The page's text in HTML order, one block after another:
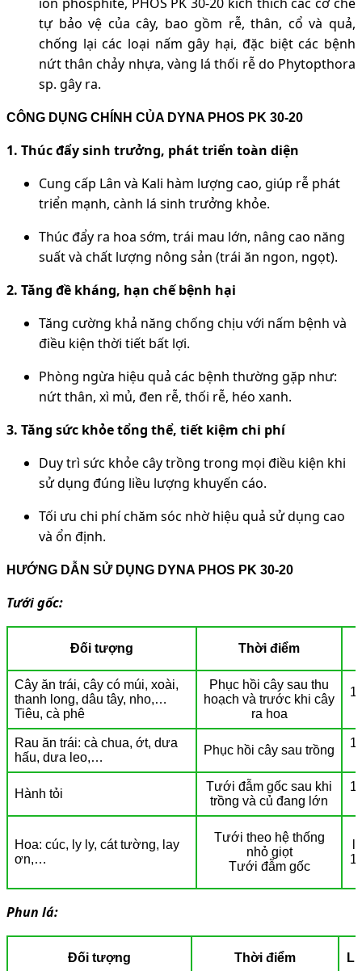
tự bảo vệ của cây, bao gồm rễ, thân, cổ và quả,
chống lại các loại nấm gây hại, đặc biệt các bệnh
nứt thân chảy nhựa, vàng lá thối rễ do Phytopthora
sp. gây ra.
CÔNG DỤNG CHÍNH CỦA DYNA PHOS PK 30-20
1. Thúc đẩy sinh trưởng, phát triển toàn diện
Cung cấp Lân và Kali hàm lượng cao, giúp rễ phát
triển mạnh, cành lá sinh trưởng khỏe.
Thúc đẩy ra hoa sớm, trái mau lớn, nâng cao năng
suất và chất lượng nông sản (trái ăn ngon, ngọt).
2. Tăng đề kháng, hạn chế bệnh hại
Tăng cường khả năng chống chịu với nấm bệnh và
điều kiện thời tiết bất lợi.
Phòng ngừa hiệu quả các bệnh thường gặp như:
nứt thân, xì mủ, đen rễ, thối rễ, héo xanh.
3. Tăng sức khỏe tổng thể, tiết kiệm chi phí
Duy trì sức khỏe cây trồng trong mọi điều kiện khi
sử dụng đúng liều lượng khuyến cáo.
Tối ưu chi phí chăm sóc nhờ hiệu quả sử dụng cao
và ổn định.
HƯỚNG DẪN SỬ DỤNG DYNA PHOS PK 30-20
Tưới gốc:
Đối tượng Thời điểm
Cây ăn trái, cây có múi, xoài,
thanh long, dâu tây, nho,…
Tiêu, cà phê
Phục hồi cây sau thu
hoạch và trước khi cây
ra hoa
1
Rau ăn trái: cà chua, ớt, dưa
hấu, dưa leo,…
Phục hồi cây sau trồng
1
Hành tỏi
Tưới đẫm gốc sau khi
trồng và củ đang lớn
1
Hoa: cúc, ly ly, cát tường, lay
ơn,…
Tưới theo hệ thống
nhỏ giọt
Tưới đẫm gốc
1
Phun lá:
Đối tượng Thời điểm